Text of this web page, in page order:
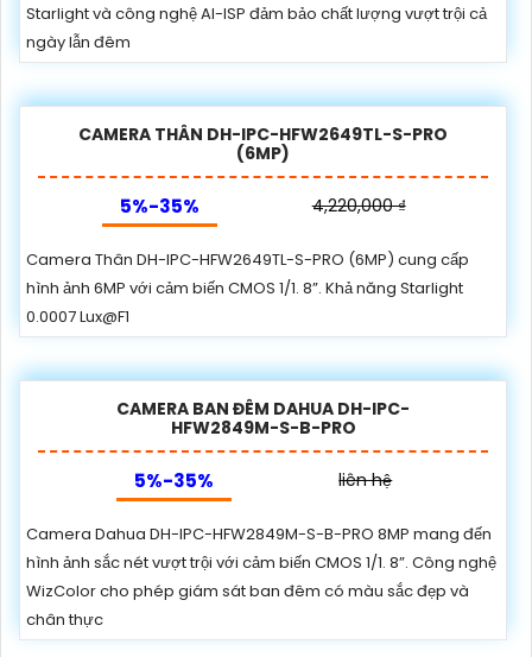
Starlight và công nghệ AI-ISP đảm bảo chất lượng vượt trội cả
ngày lẫn đêm
CAMERA THÂN DH-IPC-HFW2649TL-S-PRO
(6MP)
5%-35% 4,220,000 ₫
Camera Thân DH-IPC-HFW2649TL-S-PRO (6MP) cung cấp
hình ảnh 6MP với cảm biến CMOS 1/1. 8”. Khả năng Starlight
0.0007 Lux@F1
CAMERA BAN ĐÊM DAHUA DH-IPC-
HFW2849M-S-B-PRO
5%-35% liên hệ
Camera Dahua DH-IPC-HFW2849M-S-B-PRO 8MP mang đến
hình ảnh sắc nét vượt trội với cảm biến CMOS 1/1. 8”. Công nghệ
WizColor cho phép giám sát ban đêm có màu sắc đẹp và
chân thực